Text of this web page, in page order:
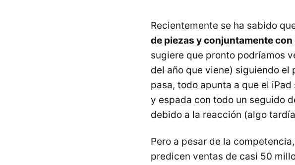
Recientemente se ha sabido
de piezas y conjuntamente
sugiere que pronto podríamos
del año que viene) siguiendo el
pasa, todo apunta a que el
y espada con todo un seguido
debido a la reacción (algo
Pero a pesar de la competencia,
predicen ventas de casi 50